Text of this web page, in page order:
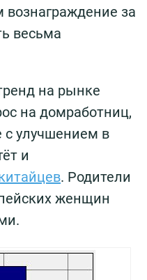
вознаграждение за
весьма
на рынке
на домработниц,
с улучшением в
и
. Родители
женщин